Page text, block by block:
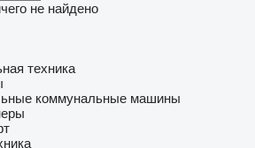
не найдено
техника
коммунальные машины